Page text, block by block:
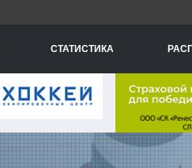
СТАТИСТИКА